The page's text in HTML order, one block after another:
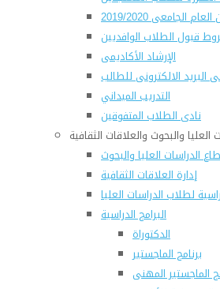
الجامعى 2019/2020
قبول الطلاب الوافديين
الإرشاد الأكاديمى
الالكترونى للطالب
التدريب الميداني
نادى الطلاب المتفوقين
العليا والبحوث والعلاقات الثقافية
الدراسات العليا والبحوث
إدارة العلاقات الثقافية
لطلاب الدراسات العليا
البرامج الدراسية
الدكتوراة
برنامج الماجستير
الماجستير المهنى